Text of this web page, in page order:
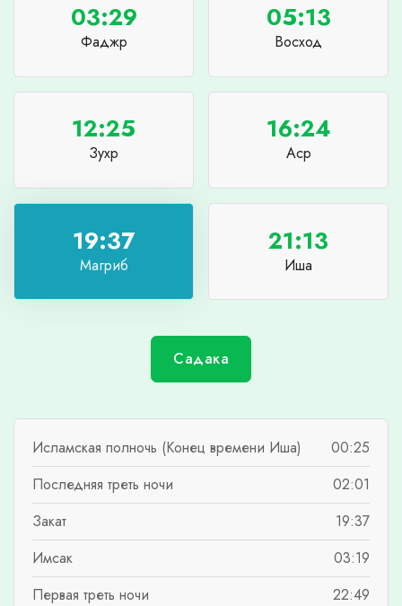
03:29
Фаджр
05:13
Восход
12:25
Зухр
16:24
Аср
19:37
Магриб
21:13
Иша
Садака
Исламская полночь (Конец времени Иша)
00:25
Последняя треть ночи
02:01
Закат
19:37
Имсак
03:19
Первая треть ночи
22:49